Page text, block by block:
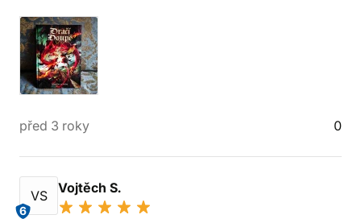
před 3 roky 0
VS
6
Vojtěch S.